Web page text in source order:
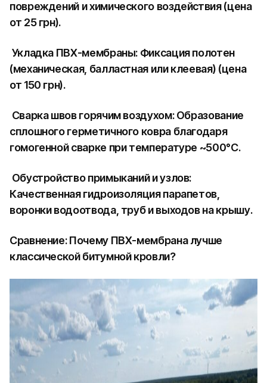
повреждений и химического воздействия (цена
от 25 грн).
Укладка ПВХ-мембраны: Фиксация полотен
(механическая, балластная или клеевая) (цена
от 150 грн).
Сварка швов горячим воздухом: Образование
сплошного герметичного ковра благодаря
гомогенной сварке при температуре ~500°C.
Обустройство примыканий и узлов:
Качественная гидроизоляция парапетов,
воронки водоотвода, труб и выходов на крышу.
Сравнение: Почему ПВХ-мембрана лучше
классической битумной кровли?